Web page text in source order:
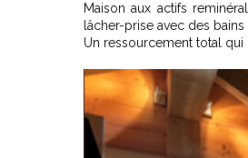
Maison aux actifs
lâcher-prise avec des
Un ressourcement total